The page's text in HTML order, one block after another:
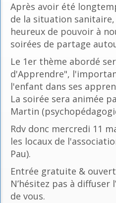
Après avoir été
de la situation
heureux de pouvoir à
soirées de partage
Le 1er thème abordé
d'Apprendre",
l'enfant dans ses
La soirée sera animée
Martin
Rdv donc mercredi 11
les locaux de
Pau).
Entrée gratuite &
N’hésitez pas à
de vous.